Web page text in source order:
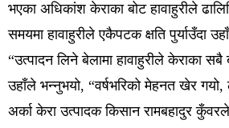
भएका अधिकांश केराका बोट हावाहुरीले
समयमा हावाहुरीले एकैपटक क्षति पुर्याउँदा
“उत्पादन लिने बेलामा हावाहुरीले केराका सबै
उहाँले भन्नुभयो, “वर्षभरिको मेहनत खेर गयो,
अर्का केरा उत्पादक किसान रामबहादुर